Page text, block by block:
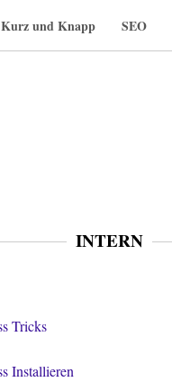
Kurz und Knapp SEO
INTERN
Tricks
Installieren